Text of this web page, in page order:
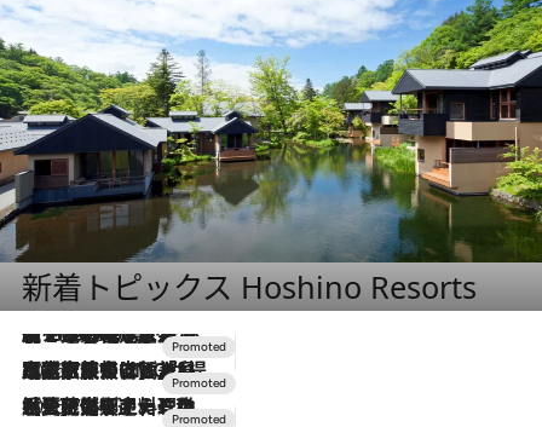
新着トピックス Hoshino Resorts
2026.8.7
【トンボの足水浴】ヒノキの香りに包まれて涼感マックス！約13℃の湧水かけ流しを避暑地「星野温泉 トンボの湯」で体験
2026.7.31
【ホテル帰省】という選択肢をOMOが提案。家族とほどよい距離を保つには「昼は実家、夜は気兼ねなくホテルで！」
2026.7.24
【夏限定ディナーコース】旬を迎える稚鮎や花ズッキーニなどをイタリア・トスカーナの郷土料理の手法で満喫！